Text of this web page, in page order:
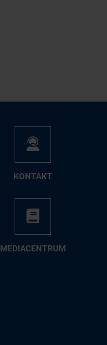
KON­TAKT
ME­DIA­CEN­TRUM